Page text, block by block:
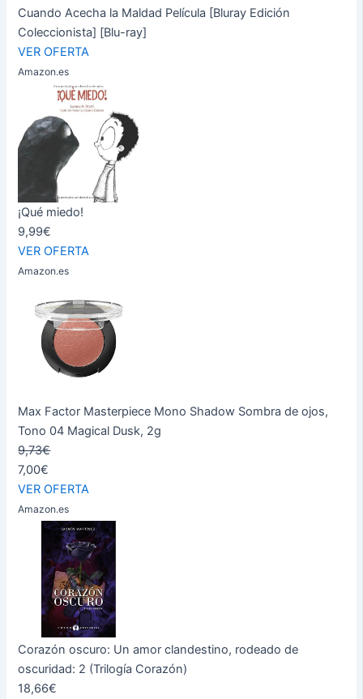
Cuando Acecha la Maldad Película [Bluray Edición
Coleccionista] [Blu-ray]
VER OFERTA
Amazon.es
¡Qué miedo!
9,99€
VER OFERTA
Amazon.es
Max Factor Masterpiece Mono Shadow Sombra de ojos,
Tono 04 Magical Dusk, 2g
9,73€
7,00€
VER OFERTA
Amazon.es
Corazón oscuro: Un amor clandestino, rodeado de
oscuridad: 2 (Trilogía Corazón)
18,66€